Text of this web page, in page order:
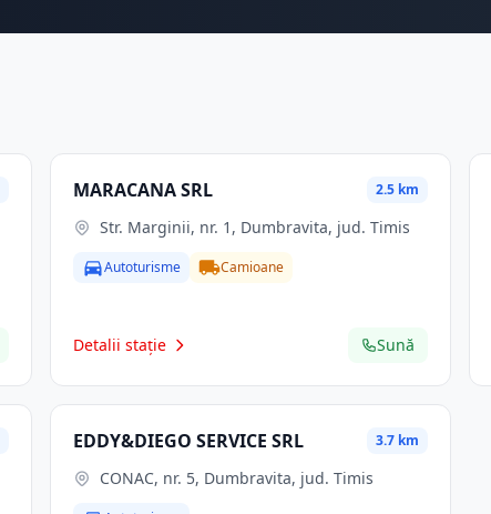
MARACANA SRL 2.5 km
Str. Marginii, nr. 1, Dumbravita, jud. Timis
Autoturisme Camioane
Detalii stație Sună
EDDY&DIEGO SERVICE SRL 3.7 km
CONAC, nr. 5, Dumbravita, jud. Timis